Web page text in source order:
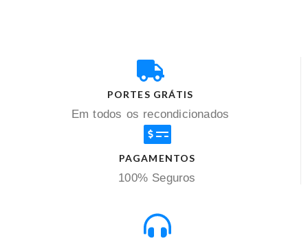
PORTES GRÁTIS
Em todos os recondicionados
PAGAMENTOS
100% Seguros